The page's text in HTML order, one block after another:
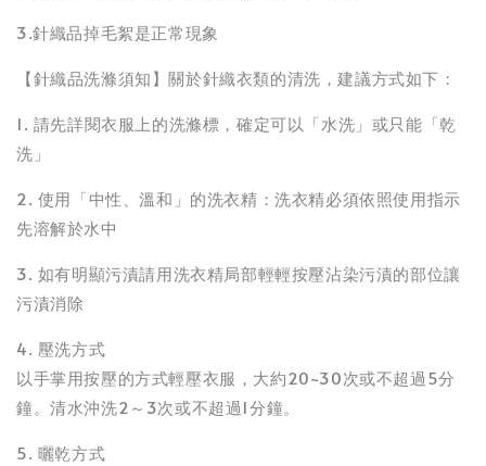
3.針織品掉毛絮是正常現象
【針織品洗滌須知】關於針織衣類的清洗，建議方式如下：
1. 請先詳閱衣服上的洗滌標，確定可以「水洗」或只能「乾
洗」
2. 使用「中性、溫和」的洗衣精：洗衣精必須依照使用指示
先溶解於水中
3. 如有明顯污漬請用洗衣精局部輕輕按壓沾染污漬的部位讓
污漬消除
4. 壓洗方式
以手掌用按壓的方式輕壓衣服，大約20~30次或不超過5分
鐘。清水沖洗2～3次或不超過1分鐘。
5. 曬乾方式